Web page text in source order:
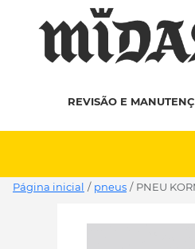
REVISÃO E
Página inicial / pneus / PNEU